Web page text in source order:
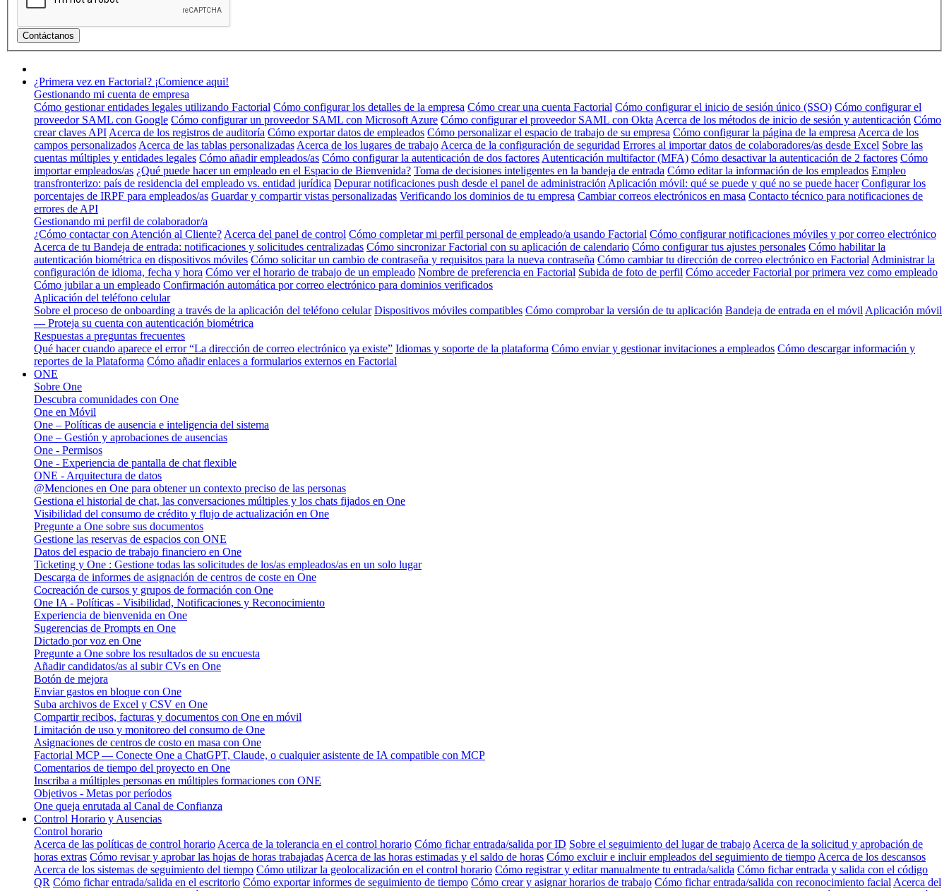
¿Primera vez en Factorial? ¡Comience aqui!
Gestionando mi cuenta de empresa
Cómo gestionar entidades legales utilizando Factorial Cómo configurar los detalles de la empresa Cómo crear una cuenta Factorial Cómo configurar el inicio de sesión único (SSO) Cómo configurar el
proveedor SAML con Google Cómo configurar un proveedor SAML con Microsoft Azure Cómo configurar el proveedor SAML con Okta Acerca de los métodos de inicio de sesión y autenticación Cómo
crear claves API Acerca de los registros de auditoría Cómo exportar datos de empleados Cómo personalizar el espacio de trabajo de su empresa Cómo configurar la página de la empresa Acerca de los
campos personalizados Acerca de las tablas personalizadas Acerca de los lugares de trabajo Acerca de la configuración de seguridad Errores al importar datos de colaboradores/as desde Excel Sobre las
cuentas múltiples y entidades legales Cómo añadir empleados/as Cómo configurar la autenticación de dos factores Autenticación multifactor (MFA) Cómo desactivar la autenticación de 2 factores Cómo
importar empleados/as ¿Qué puede hacer un empleado en el Espacio de Bienvenida? Toma de decisiones inteligentes en la bandeja de entrada Cómo editar la información de los empleados Empleo
transfronterizo: país de residencia del empleado vs. entidad jurídica Depurar notificaciones push desde el panel de administración Aplicación móvil: qué se puede y qué no se puede hacer Configurar los
porcentajes de IRPF para empleados/as Guardar y compartir vistas personalizadas Verificando los dominios de tu empresa Cambiar correos electrónicos en masa Contacto técnico para notificaciones de
errores de API
Gestionando mi perfil de colaborador/a
¿Cómo contactar con Atención al Cliente? Acerca del panel de control Cómo completar mi perfil personal de empleado/a usando Factorial Cómo configurar notificaciones móviles y por correo electrónico
Acerca de tu Bandeja de entrada: notificaciones y solicitudes centralizadas Cómo sincronizar Factorial con su aplicación de calendario Cómo configurar tus ajustes personales Cómo habilitar la
autenticación biométrica en dispositivos móviles Cómo solicitar un cambio de contraseña y requisitos para la nueva contraseña Cómo cambiar tu dirección de correo electrónico en Factorial Administrar la
configuración de idioma, fecha y hora Cómo ver el horario de trabajo de un empleado Nombre de preferencia en Factorial Subida de foto de perfil Cómo acceder Factorial por primera vez como empleado
Cómo jubilar a un empleado Confirmación automática por correo electrónico para dominios verificados
Aplicación del teléfono celular
Sobre el proceso de onboarding a través de la aplicación del teléfono celular Dispositivos móviles compatibles Cómo comprobar la versión de tu aplicación Bandeja de entrada en el móvil Aplicación móvil
— Proteja su cuenta con autenticación biométrica
Respuestas a preguntas frecuentes
Qué hacer cuando aparece el error “La dirección de correo electrónico ya existe” Idiomas y soporte de la plataforma Cómo enviar y gestionar invitaciones a empleados Cómo descargar información y
reportes de la Plataforma Cómo añadir enlaces a formularios externos en Factorial
ONE
Sobre One
Descubra comunidades con One
One en Móvil
One – Políticas de ausencia e inteligencia del sistema
One – Gestión y aprobaciones de ausencias
One - Permisos
One - Experiencia de pantalla de chat flexible
ONE - Arquitectura de datos
@Menciones en One para obtener un contexto preciso de las personas
Gestiona el historial de chat, las conversaciones múltiples y los chats fijados en One
Visibilidad del consumo de crédito y flujo de actualización en One
Pregunte a One sobre sus documentos
Gestione las reservas de espacios con ONE
Datos del espacio de trabajo financiero en One
Ticketing y One : Gestione todas las solicitudes de los/as empleados/as en un solo lugar
Descarga de informes de asignación de centros de coste en One
Cocreación de cursos y grupos de formación con One
One IA - Políticas - Visibilidad, Notificaciones y Reconocimiento
Experiencia de bienvenida en One
Sugerencias de Prompts en One
Dictado por voz en One
Pregunte a One sobre los resultados de su encuesta
Añadir candidatos/as al subir CVs en One
Botón de mejora
Enviar gastos en bloque con One
Suba archivos de Excel y CSV en One
Compartir recibos, facturas y documentos con One en móvil
Limitación de uso y monitoreo del consumo de One
Asignaciones de centros de costo en masa con One
Factorial MCP — Conecte One a ChatGPT, Claude, o cualquier asistente de IA compatible con MCP
Comentarios de tiempo del proyecto en One
Inscriba a múltiples personas en múltiples formaciones con ONE
Objetivos - Metas por períodos
One queja enrutada al Canal de Confianza
Control Horario y Ausencias
Control horario
Acerca de las políticas de control horario Acerca de la tolerancia en el control horario Cómo fichar entrada/salida por ID Sobre el seguimiento del lugar de trabajo Acerca de la solicitud y aprobación de
horas extras Cómo revisar y aprobar las hojas de horas trabajadas Acerca de las horas estimadas y el saldo de horas Cómo excluir e incluir empleados del seguimiento de tiempo Acerca de los descansos
Acerca de los sistemas de seguimiento del tiempo Cómo utilizar la geolocalización en el control horario Cómo registrar y editar manualmente tu entrada/salida Cómo fichar entrada y salida con el código
QR Cómo fichar entrada/salida en el escritorio Cómo exportar informes de seguimiento de tiempo Cómo crear y asignar horarios de trabajo Cómo fichar entrada/salida con reconocimiento facial Acerca del